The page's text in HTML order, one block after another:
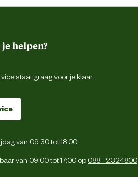
helpen?
staat graag voor je klaar.
van 09:30 tot 18:00
van 09:00 tot 17:00 op 088 - 2324800